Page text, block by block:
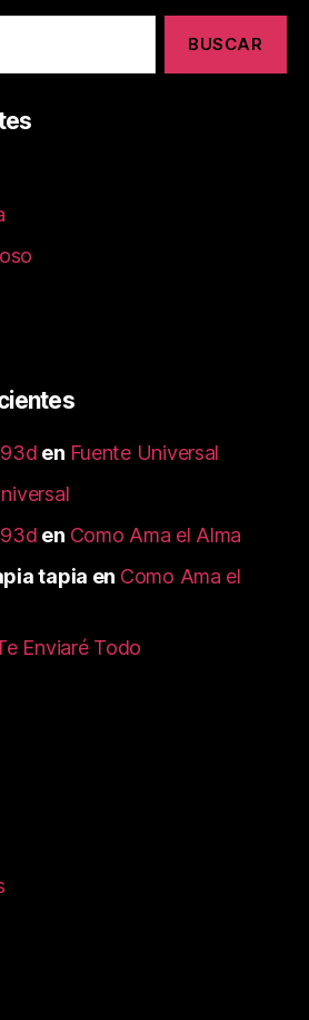
en Fuente Universal
en Como Ama el Alma
tapia en Como Ama el
Enviaré Todo